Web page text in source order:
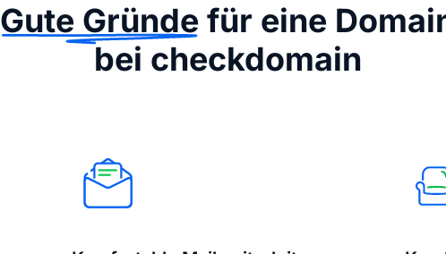
Gute Gründe für eine
bei checkdomain